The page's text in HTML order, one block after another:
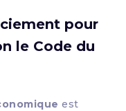
pour
le Code du
est